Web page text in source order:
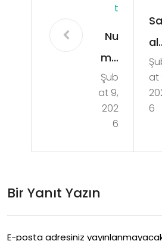
T
Nu
ma
ra
Sor
gul
Şub
at 9,
202
6
al
is
Oy
at
6
Bir Yanıt Yazın
E-posta adresiniz